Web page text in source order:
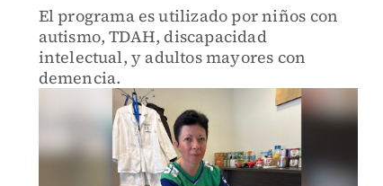
El programa es utilizado por niños con
autismo, TDAH, discapacidad
intelectual, y adultos mayores con
demencia.